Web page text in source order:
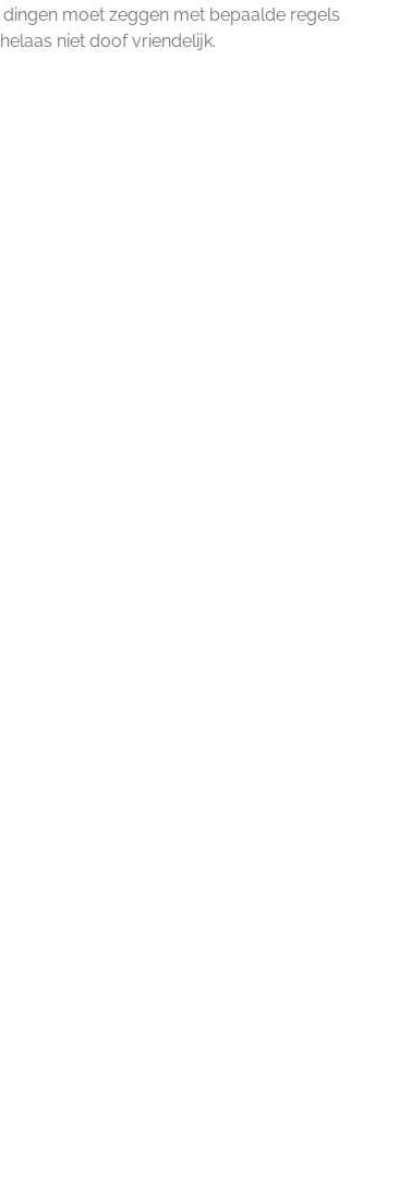
moet zeggen met bepaalde regels
niet doof vriendelijk.